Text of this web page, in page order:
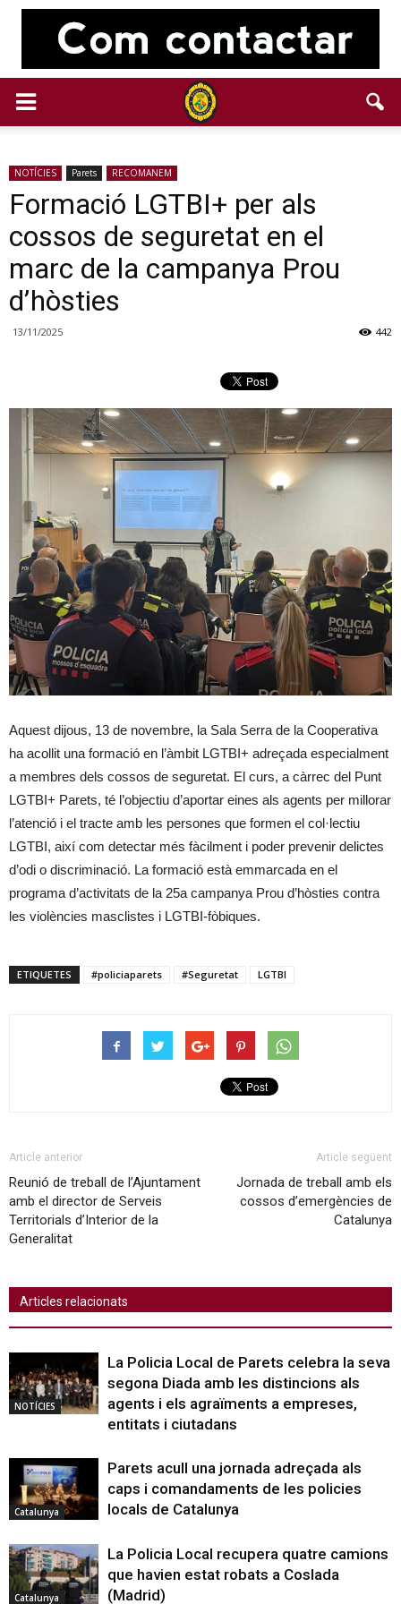
NOTÍCIES Parets RECOMANEM
Formació LGTBI+ per als
cossos de seguretat en el
marc de la campanya Prou
d’hòsties
13/11/2025 442
Aquest dijous, 13 de novembre, la Sala Serra de la Cooperativa
ha acollit una formació en l’àmbit LGTBI+ adreçada especialment
a membres dels cossos de seguretat. El curs, a càrrec del Punt
LGTBI+ Parets, té l’objectiu d’aportar eines als agents per millorar
l’atenció i el tracte amb les persones que formen el col·lectiu
LGTBI, així com detectar més fàcilment i poder prevenir delictes
d’odi o discriminació. La formació està emmarcada en el
programa d’activitats de la 25a campanya Prou d’hòsties contra
les violències masclistes i LGTBI-fòbiques.
ETIQUETES #policiaparets #Seguretat LGTBI
Article anterior
Reunió de treball de l’Ajuntament
amb el director de Serveis
Territorials d’Interior de la
Generalitat
Article següent
Jornada de treball amb els
cossos d’emergències de
Catalunya
Articles relacionats
NOTÍCIES
La Policia Local de Parets celebra la seva
segona Diada amb les distincions als
agents i els agraïments a empreses,
entitats i ciutadans
Catalunya
Parets acull una jornada adreçada als
caps i comandaments de les policies
locals de Catalunya
Catalunya
La Policia Local recupera quatre camions
que havien estat robats a Coslada
(Madrid)